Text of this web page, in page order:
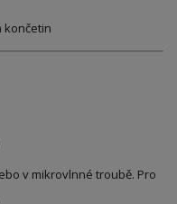
končetin
v mikrovlnné troubě. Pro